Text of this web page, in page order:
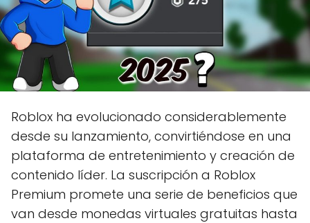
Roblox ha evolucionado considerablemente
desde su lanzamiento, convirtiéndose en una
plataforma de entretenimiento y creación de
contenido líder. La suscripción a Roblox
Premium promete una serie de beneficios que
van desde monedas virtuales gratuitas hasta